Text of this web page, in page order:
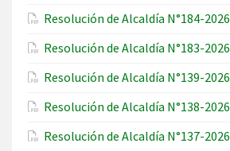
Resolución de Alcaldía N°184-2026
Resolución de Alcaldía N°183-2026
Resolución de Alcaldía N°139-2026
Resolución de Alcaldía N°138-2026
Resolución de Alcaldía N°137-2026